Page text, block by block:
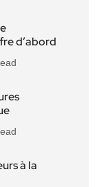
d’abord
à la